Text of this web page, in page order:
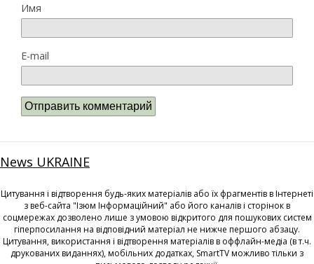
Имя
E-mail
News UKRAINE
Цитування і відтворення будь-яких матеріалів або їх фрагментів в Інтернеті
з веб-сайта "Ізюм Інформаційний" або його каналів і сторінок в
соцмережах дозволено лише з умовою відкритого для пошукових систем
гіперпосилання на відповідний матеріал не нижче першого абзацу.
Цитування, використання і відтворення матеріалів в оффлайн-медіа (в т.ч.
друкованих виданнях), мобільних додатках, SmartTV можливо тільки з